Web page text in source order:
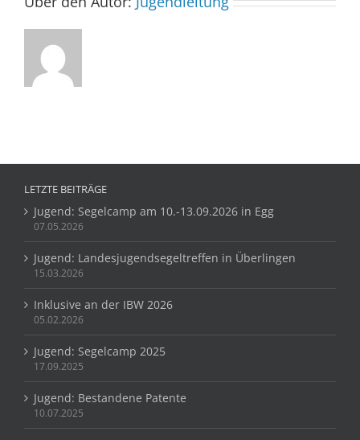
LETZTE BEITRÄGE
Jugend: Segelcamp am 10.-13.09.2026 in Egg
07.05.2026
Jugend: Landesjugendsegeltreffen in Überlingen
15.03.2026
Inklusive an der IBW 2026
05.02.2026
Jugend: Segelcamp 2025
17.09.2025
Jugend: Bestandene Patente
10.07.2025